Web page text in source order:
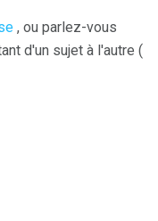
, ou parlez-vous
d'un sujet à l'autre (